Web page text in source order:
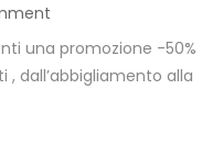
una promozione -50%
dall’abbigliamento alla